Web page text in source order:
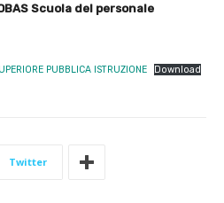
Scuola del personale
PUBBLICA ISTRUZIONE Download
Twitter